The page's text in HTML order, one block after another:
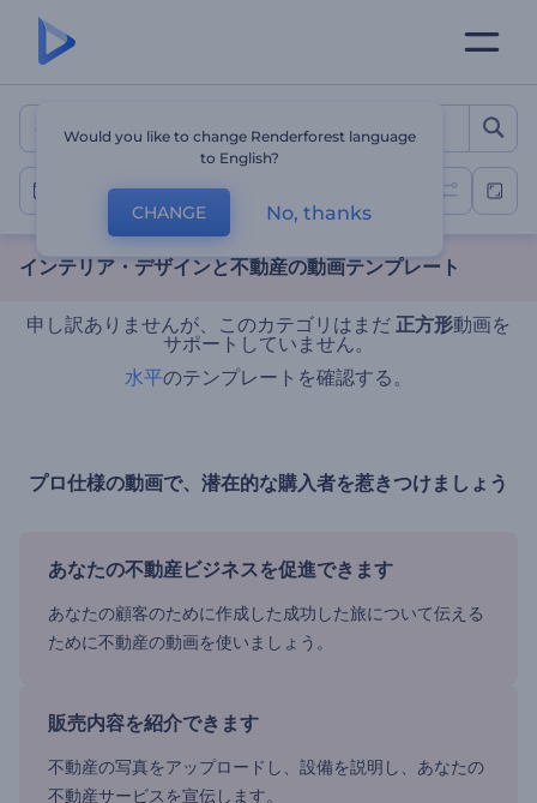
インテリア・デザインと不動
不動産の紹介
インテリア・デザインと不動産の動画テンプレート
申し訳ありませんが、このカテゴリはまだ 正方形動画を
サポートしていません。
水平のテンプレートを確認する。
プロ仕様の動画で、潜在的な購入者を惹きつけましょう
あなたの不動産ビジネスを促進できます
あなたの顧客のために作成した成功した旅について伝える
ために不動産の動画を使いましょう。
販売内容を紹介できます
不動産の写真をアップロードし、設備を説明し、あなたの
不動産サービスを宣伝します。
Would you like to change Renderforest language
to English?
CHANGE No, thanks